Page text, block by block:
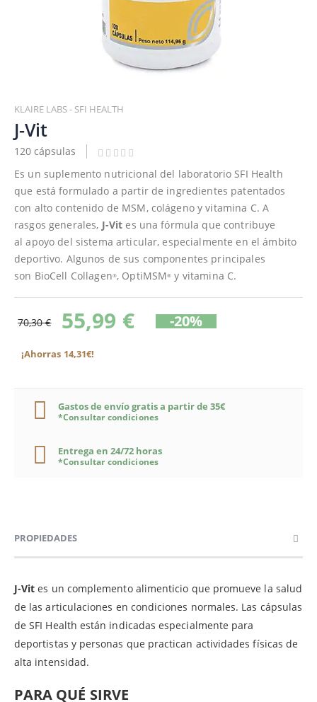
al
comienzo
de
la
galería
imágenes
KLAIRE LABS - SFI HEALTH
J-Vit
120 cápsulas
Es un suplemento nutricional del laboratorio SFI Health
que está formulado a partir de ingredientes patentados
con alto contenido de MSM, colágeno y vitamina C. A
rasgos generales, J-Vit es una fórmula que contribuye
al apoyo del sistema articular, especialmente en el ámbito
deportivo. Algunos de sus componentes principales
son BioCell Collagen®, OptiMSM® y vitamina C.
70,30 € 55,99 € -20%
¡Ahorras 14,31€!
Gastos de envío gratis a partir de 35€
*Consultar condiciones
Entrega en 24/72 horas
*Consultar condiciones
PROPIEDADES
J-Vites un complemento alimenticio que promueve la salud
de las articulaciones en condiciones normales. Las cápsulas
de SFI Health están indicadas especialmente para
deportistas y personas que practican actividades físicas de
alta intensidad.
PARA QUÉ SIRVE